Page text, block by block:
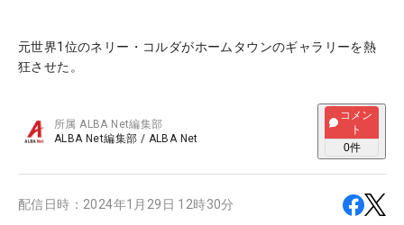
元世界1位のネリー・コルダがホームタウンのギャラリーを熱
狂させた。
所属ALBA Net編集部
ALBA Net編集部 / ALBA Net
コメン
ト
0件
配信日時： 2024年1月29日 12時30分